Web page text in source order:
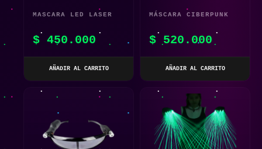
MASCARA LED LASER
$ 450.000
AÑADIR AL CARRITO
MÁSCARA CIBERPUNK
LUCES
$ 520.000
AÑADIR AL CARRITO